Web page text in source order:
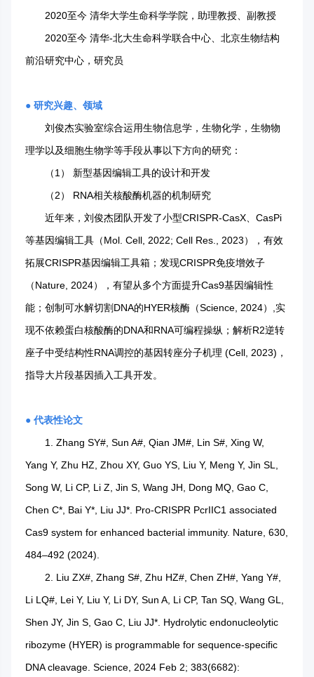
2020至今 清华大学生命科学学院，助理教授、副教授
2020至今 清华-北大生命科学联合中心、北京生物结构
前沿研究中心，研究员
● 研究兴趣、领域
刘俊杰实验室综合运用生物信息学，生物化学，生物物
理学以及细胞生物学等手段从事以下方向的研究：
（1） 新型基因编辑工具的设计和开发
（2） RNA相关核酸酶机器的机制研究
近年来，刘俊杰团队开发了小型CRISPR-CasX、CasPi
等基因编辑工具（Mol. Cell, 2022; Cell Res., 2023），有效
拓展CRISPR基因编辑工具箱；发现CRISPR免疫增效子
（Nature, 2024），有望从多个方面提升Cas9基因编辑性
能；创制可水解切割DNA的HYER核酶（Science, 2024）,实
现不依赖蛋白核酸酶的DNA和RNA可编程操纵；解析R2逆转
座子中受结构性RNA调控的基因转座分子机理 (Cell, 2023)，
指导大片段基因插入工具开发。
● 代表性论文
1. Zhang SY#, Sun A#, Qian JM#, Lin S#, Xing W,
Yang Y, Zhu HZ, Zhou XY, Guo YS, Liu Y, Meng Y, Jin SL,
Song W, Li CP, Li Z, Jin S, Wang JH, Dong MQ, Gao C,
Chen C*, Bai Y*, Liu JJ*. Pro-CRISPR PcrIIC1 associated
Cas9 system for enhanced bacterial immunity. Nature, 630,
484–492 (2024).
2. Liu ZX#, Zhang S#, Zhu HZ#, Chen ZH#, Yang Y#,
Li LQ#, Lei Y, Liu Y, Li DY, Sun A, Li CP, Tan SQ, Wang GL,
Shen JY, Jin S, Gao C, Liu JJ*. Hydrolytic endonucleolytic
ribozyme (HYER) is programmable for sequence-specific
DNA cleavage. Science, 2024 Feb 2; 383(6682):